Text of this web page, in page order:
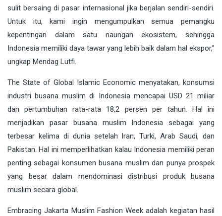
sulit bersaing di pasar internasional jika berjalan sendiri-sendiri.
Untuk itu, kami ingin mengumpulkan semua pemangku
kepentingan dalam satu naungan ekosistem, sehingga
Indonesia memiliki daya tawar yang lebih baik dalam hal ekspor,”
ungkap Mendag Lutfi.
The State of Global Islamic Economic menyatakan, konsumsi
industri busana muslim di Indonesia mencapai USD 21 miliar
dan pertumbuhan rata-rata 18,2 persen per tahun. Hal ini
menjadikan pasar busana muslim Indonesia sebagai yang
terbesar kelima di dunia setelah Iran, Turki, Arab Saudi, dan
Pakistan. Hal ini memperlihatkan kalau Indonesia memiliki peran
penting sebagai konsumen busana muslim dan punya prospek
yang besar dalam mendominasi distribusi produk busana
muslim secara global.
Embracing Jakarta Muslim Fashion Week adalah kegiatan hasil